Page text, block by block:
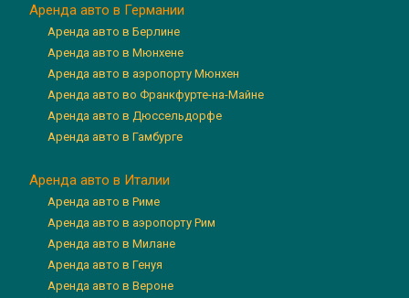
Аренда авто в Германии
Аренда авто в Берлине
Аренда авто в Мюнхене
Аренда авто в аэропорту Мюнхен
Аренда авто во Франкфурте-на-Майне
Аренда авто в Дюссельдорфе
Аренда авто в Гамбурге
Аренда авто в Италии
Аренда авто в Риме
Аренда авто в аэропорту Рим
Аренда авто в Милане
Аренда авто в Генуя
Аренда авто в Вероне